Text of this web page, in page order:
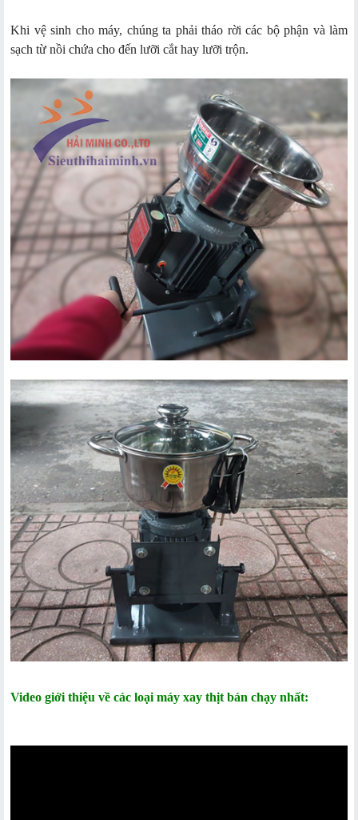
Khi vệ sinh cho máy, chúng ta phải tháo rời các bộ phận và làm
sạch từ nồi chứa cho đến lưỡi cắt hay lưỡi trộn.
Video giới thiệu về các loại máy xay thịt bán chạy nhất: